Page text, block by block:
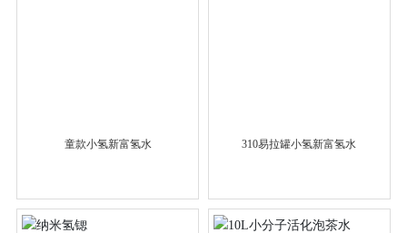
童款小氢新富氢水 310易拉罐小氢新富氢水